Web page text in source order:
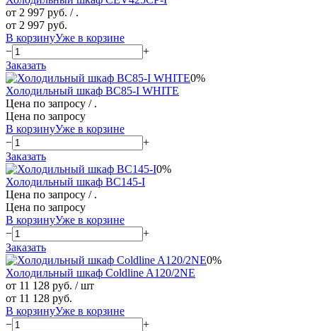
от 2 997 руб. / .
от 2 997 руб.
В корзинуУже в корзине
−
+
Заказать
0%
Холодильный шкаф BC85-I WHITE
Цена по запросу / .
Цена по запросу
В корзинуУже в корзине
−
+
Заказать
0%
Холодильный шкаф BC145-I
Цена по запросу / .
Цена по запросу
В корзинуУже в корзине
−
+
Заказать
0%
Холодильный шкаф Coldline A120/2NE
от 11 128 руб. / шт
от 11 128 руб.
В корзинуУже в корзине
−
+